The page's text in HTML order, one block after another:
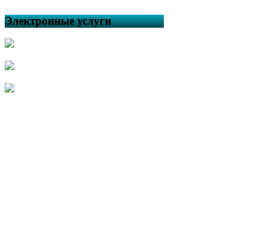
Электронные услуги